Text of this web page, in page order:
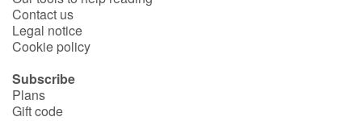
Contact us
Legal notice
Cookie policy
Subscribe
Plans
Gift code